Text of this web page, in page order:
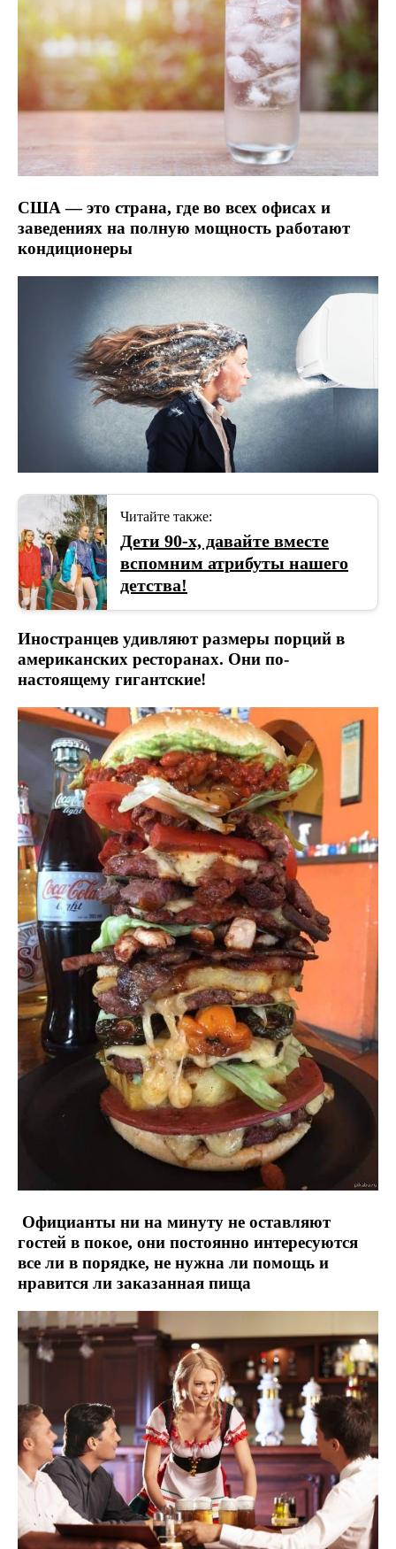
США — это страна, где во всех офисах и
заведениях на полную мощность работают
кондиционеры
Читайте также:
Дети 90-х, давайте вместе
вспомним атрибуты нашего
детства!
Иностранцев удивляют размеры порций в
американских ресторанах. Они по-
настоящему гигантские!
Официанты ни на минуту не оставляют
гостей в покое, они постоянно интересуются
все ли в порядке, не нужна ли помощь и
нравится ли заказанная пища